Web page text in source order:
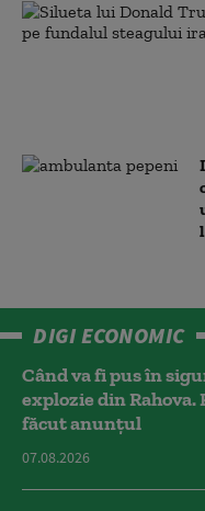
DIGI ECONOMIC
Când va fi pus în
explozie din
făcut anunțul
07.08.2026